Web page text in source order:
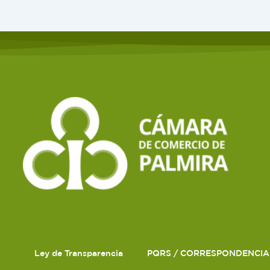
Ley de Transparencia PQRS / CORRESPONDENCIA